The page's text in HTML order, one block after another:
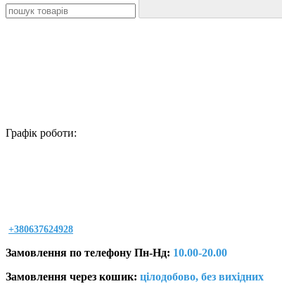
Графік роботи:
+380637624928
Замовлення по телефону Пн-Нд: 10.00-20.00
Замовлення через кошик: цілодобово, без вихідних